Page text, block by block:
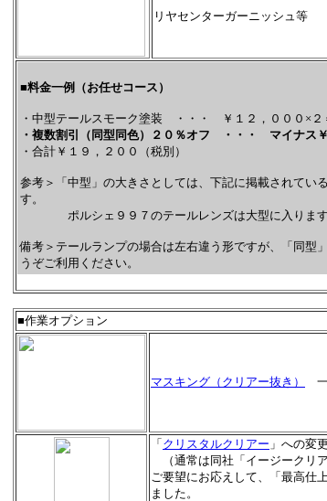
リヤセンターガーニッシュ等
■料金一例（お任せコース）
・中型テールスモーク塗装 ・・・ ￥１２，０００×２
・複数割引（同型同色）２０％オフ ・・・ マイナス
・合計￥１９，２００（税別）
参考＞「中型」の大きさとしては、下記に掲載されてい
す。
ポルシェ９９７のテールレンズは大型に入ります
備考＞テールランプの場合は左右違う形ですが、「同型
うぞご利用ください。
■作業オプション
マスキング（クリアー抜き） 一
「 クリスタルクリアー 」への変
（通常は同社「イージークリア
ご要望にお応えして、「最高仕
ました。